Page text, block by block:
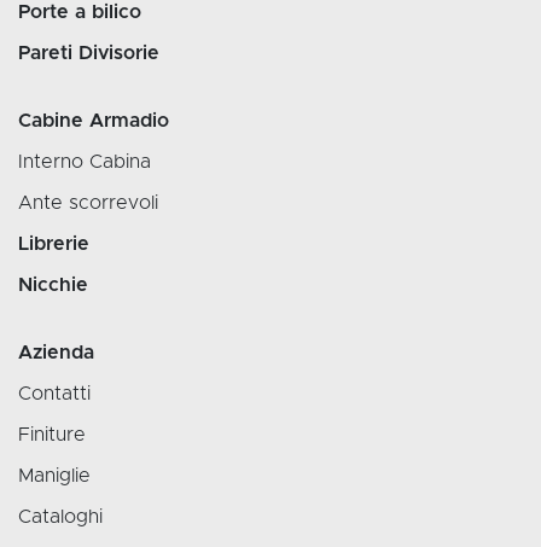
Porte a bilico
Pareti Divisorie
Cabine Armadio
Interno Cabina
Ante scorrevoli
Librerie
Nicchie
Azienda
Contatti
Finiture
Maniglie
Cataloghi